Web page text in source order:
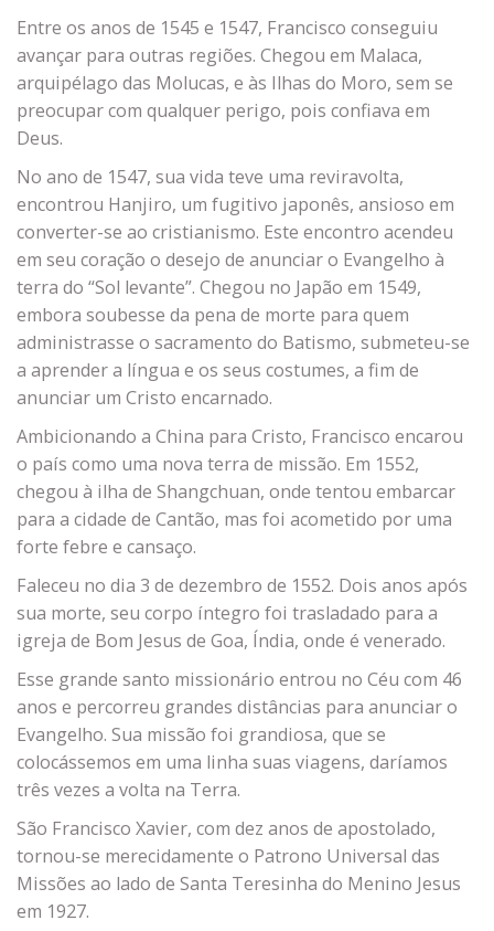
Entre os anos de 1545 e 1547, Francisco conseguiu
avançar para outras regiões. Chegou em Malaca,
arquipélago das Molucas, e às Ilhas do Moro, sem se
preocupar com qualquer perigo, pois confiava em
Deus.
No ano de 1547, sua vida teve uma reviravolta,
encontrou Hanjiro, um fugitivo japonês, ansioso em
converter-se ao cristianismo. Este encontro acendeu
em seu coração o desejo de anunciar o Evangelho à
terra do “Sol levante”. Chegou no Japão em 1549,
embora soubesse da pena de morte para quem
administrasse o sacramento do Batismo, submeteu-se
a aprender a língua e os seus costumes, a fim de
anunciar um Cristo encarnado.
Ambicionando a China para Cristo, Francisco encarou
o país como uma nova terra de missão. Em 1552,
chegou à ilha de Shangchuan, onde tentou embarcar
para a cidade de Cantão, mas foi acometido por uma
forte febre e cansaço.
Faleceu no dia 3 de dezembro de 1552. Dois anos após
sua morte, seu corpo íntegro foi trasladado para a
igreja de Bom Jesus de Goa, Índia, onde é venerado.
Esse grande santo missionário entrou no Céu com 46
anos e percorreu grandes distâncias para anunciar o
Evangelho. Sua missão foi grandiosa, que se
colocássemos em uma linha suas viagens, daríamos
três vezes a volta na Terra.
São Francisco Xavier, com dez anos de apostolado,
tornou-se merecidamente o Patrono Universal das
Missões ao lado de Santa Teresinha do Menino Jesus
em 1927.